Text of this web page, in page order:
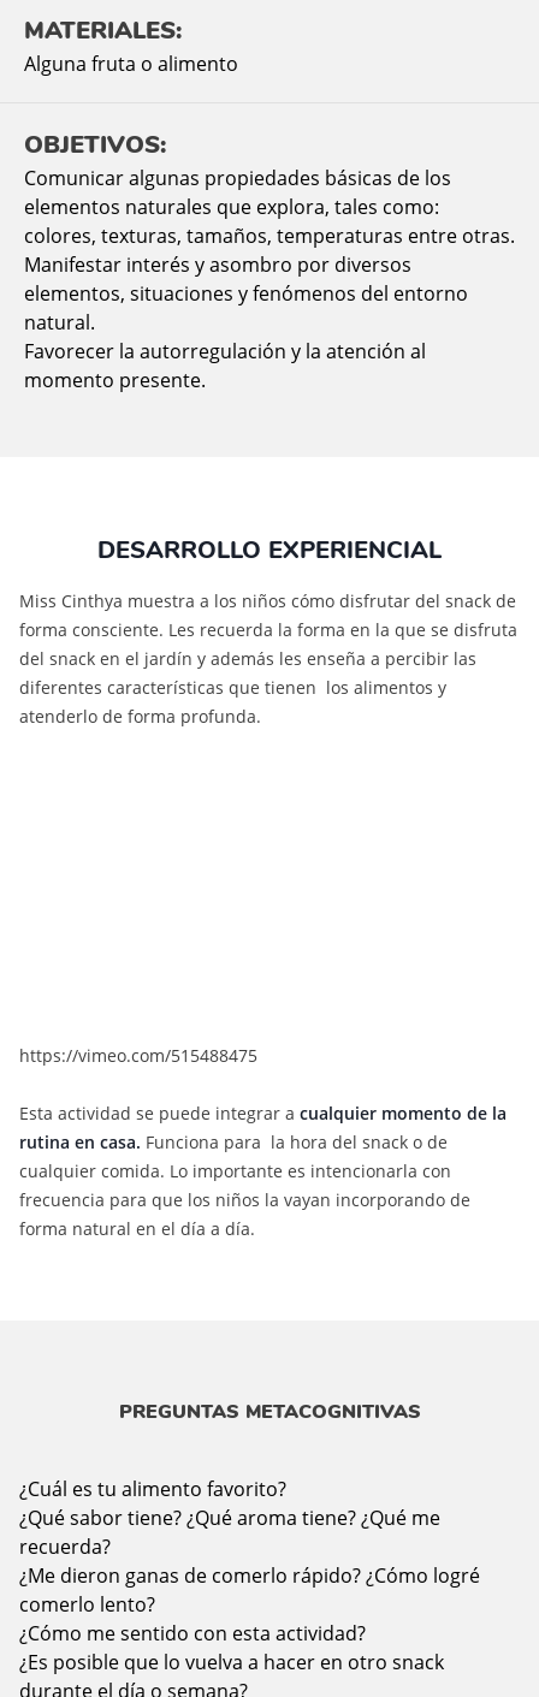
MATERIALES:
Alguna fruta o alimento
OBJETIVOS:
Comunicar algunas propiedades básicas de los
elementos naturales que explora, tales como:
colores, texturas, tamaños, temperaturas entre otras.
Manifestar interés y asombro por diversos
elementos, situaciones y fenómenos del entorno
natural.
Favorecer la autorregulación y la atención al
momento presente.
DESARROLLO EXPERIENCIAL
Miss Cinthya muestra a los niños cómo disfrutar del snack de
forma consciente. Les recuerda la forma en la que se disfruta
del snack en el jardín y además les enseña a percibir las
diferentes características que tienen los alimentos y
atenderlo de forma profunda.
https://vimeo.com/515488475
Esta actividad se puede integrar a cualquier momento de la
rutina en casa. Funciona para la hora del snack o de
cualquier comida. Lo importante es intencionarla con
frecuencia para que los niños la vayan incorporando de
forma natural en el día a día.
PREGUNTAS METACOGNITIVAS
¿Cuál es tu alimento favorito?
¿Qué sabor tiene? ¿Qué aroma tiene? ¿Qué me
recuerda?
¿Me dieron ganas de comerlo rápido? ¿Cómo logré
comerlo lento?
¿Cómo me sentido con esta actividad?
¿Es posible que lo vuelva a hacer en otro snack
durante el día o semana?